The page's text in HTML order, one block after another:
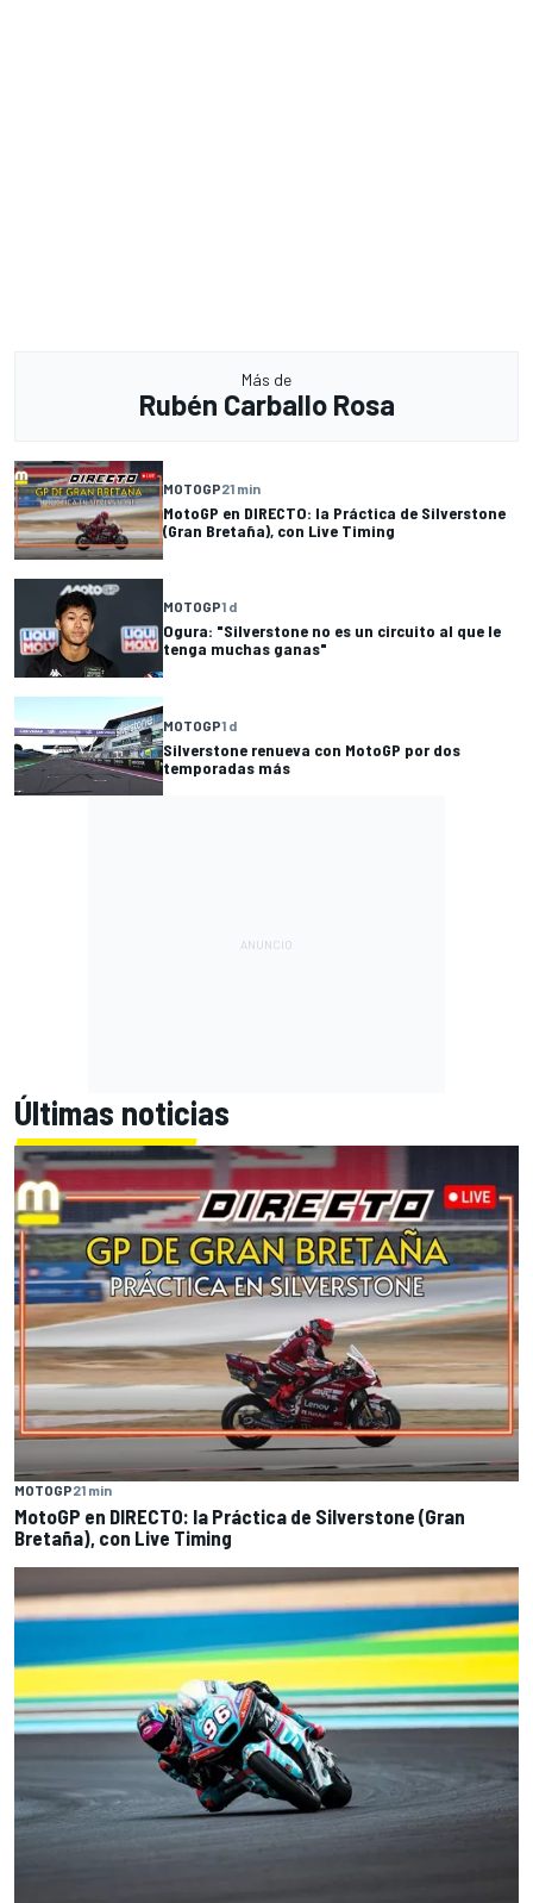
Más de
Rubén Carballo Rosa
MOTOGP21 min
MotoGP en DIRECTO: la Práctica de Silverstone
(Gran Bretaña), con Live Timing
MOTOGP1 d
Ogura: "Silverstone no es un circuito al que le
tenga muchas ganas"
MOTOGP1 d
Silverstone renueva con MotoGP por dos
temporadas más
Últimas noticias
MOTOGP21 min
MotoGP en DIRECTO: la Práctica de Silverstone (Gran
Bretaña), con Live Timing